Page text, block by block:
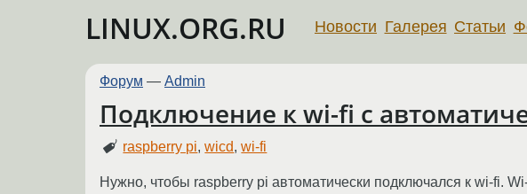
LINUX.ORG.RU Новости Галерея Статьи
Форум — Admin
Подключение к wi-fi с
raspberry pi,wicd,wi-fi
Нужно, чтобы raspberry pi автоматически подключался к wi-fi.